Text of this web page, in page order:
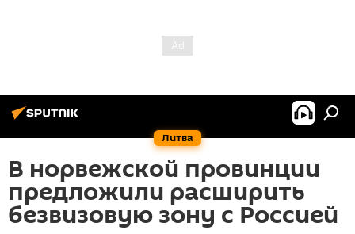
Литва
В норвежской провинции
предложили расширить
безвизовую зону с Россией